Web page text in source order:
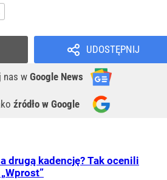
UDOSTĘPNIJ
nas w Google News
źródło w Google
drugą kadencję? Tak ocenili